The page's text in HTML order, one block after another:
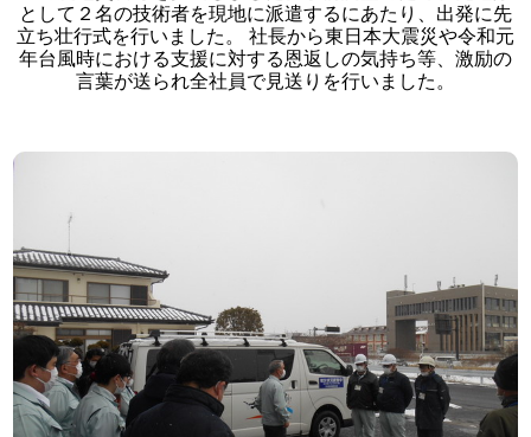
として２名の技術者を現地に派遣するにあたり、出発に先
立ち壮行式を行いました。 社長から東日本大震災や令和元
年台風時における支援に対する恩返しの気持ち等、激励の
言葉が送られ全社員で見送りを行いました。